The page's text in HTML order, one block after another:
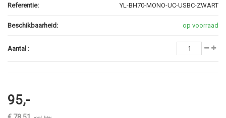
Referentie: YL-BH70-MONO-UC-USBC-ZWART
Beschikbaarheid: op voorraad
Aantal :
95,-